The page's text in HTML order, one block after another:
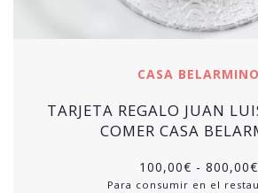
CASA BELARMINO
TARJETA REGALO JUAN
COMER CASA
100,00€ - 800,00€
Para consumir en el